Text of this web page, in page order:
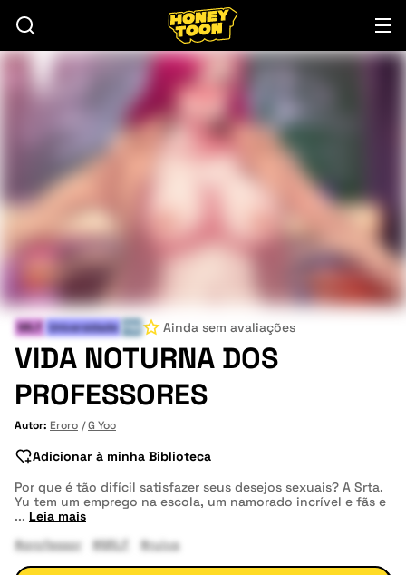
MILF Universidade Ainda sem avaliações
VIDA NOTURNA DOS
PROFESSORES
Autor: Eroro G Yoo
Adicionar à minha Biblioteca
Por que é tão difícil satisfazer seus desejos sexuais? A Srta.
Yu tem um emprego na escola, um namorado incrível e fãs e
... Leia mais
#professor
#MILF #ruiva